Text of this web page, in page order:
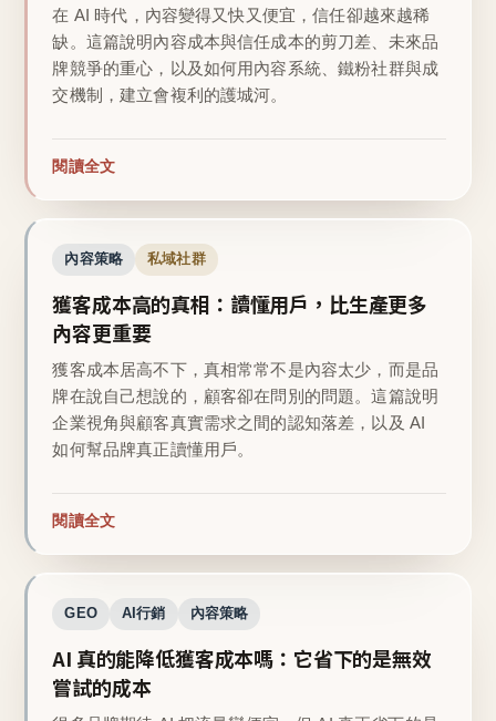
在 AI 時代，內容變得又快又便宜，信任卻越來越稀
缺。這篇說明內容成本與信任成本的剪刀差、未來品
牌競爭的重心，以及如何用內容系統、鐵粉社群與成
交機制，建立會複利的護城河。
閱讀全文
內容策略 私域社群
獲客成本高的真相：讀懂用戶，比生產更多
內容更重要
獲客成本居高不下，真相常常不是內容太少，而是品
牌在說自己想說的，顧客卻在問別的問題。這篇說明
企業視角與顧客真實需求之間的認知落差，以及 AI
如何幫品牌真正讀懂用戶。
閱讀全文
GEO AI行銷 內容策略
AI 真的能降低獲客成本嗎：它省下的是無效
嘗試的成本